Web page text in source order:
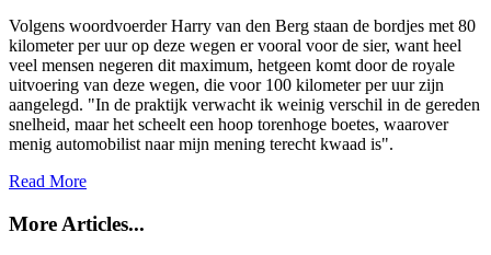
Volgens woordvoerder Harry van den Berg staan de bordjes met 80
kilometer per uur op deze wegen er vooral voor de sier, want heel
veel mensen negeren dit maximum, hetgeen komt door de royale
uitvoering van deze wegen, die voor 100 kilometer per uur zijn
aangelegd. "In de praktijk verwacht ik weinig verschil in de gereden
snelheid, maar het scheelt een hoop torenhoge boetes, waarover
menig automobilist naar mijn mening terecht kwaad is".
Read More
More Articles...